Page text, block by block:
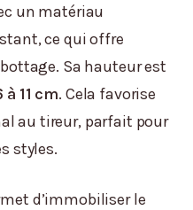
un matériau
ce qui offre
Sa hauteur est
à 11 cm. Cela favorise
au tireur, parfait pour
styles.
d’immobiliser le